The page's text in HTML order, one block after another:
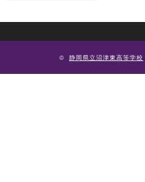
© 静岡県立沼津東高等学校